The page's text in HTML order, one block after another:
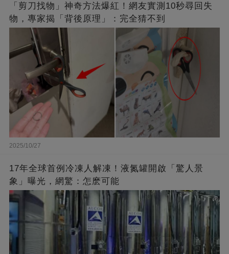
「剪刀找物」神奇方法爆紅！網友實測10秒尋回失
物，專家揭「背後原理」：完全猜不到
2025/10/27
17年全球首例冷凍人解凍！液氮罐開啟「驚人景
象」曝光，網驚：怎麽可能